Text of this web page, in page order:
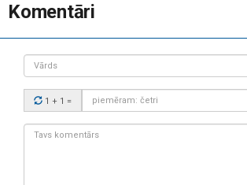
Komentāri
Vārds
Drošības
kods:
1 + 1 =
Tavs